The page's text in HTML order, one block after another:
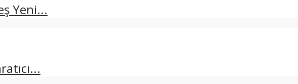
Yeni...